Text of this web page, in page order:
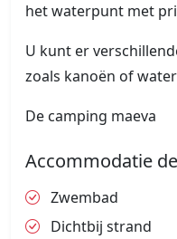
het waterpunt met
U kunt er
zoals kanoën of
De camping maeva
Accommodatie
Zwembad
Dichtbij strand